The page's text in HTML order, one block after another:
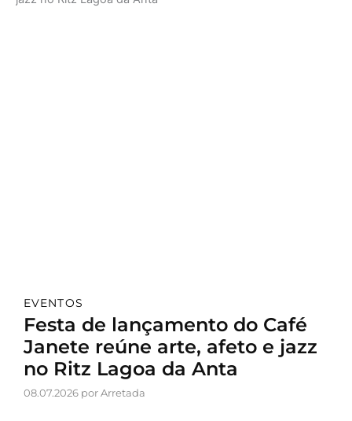
EVENTOS
Festa de lançamento do Café
Janete reúne arte, afeto e jazz
no Ritz Lagoa da Anta
08.07.2026 por Arretada